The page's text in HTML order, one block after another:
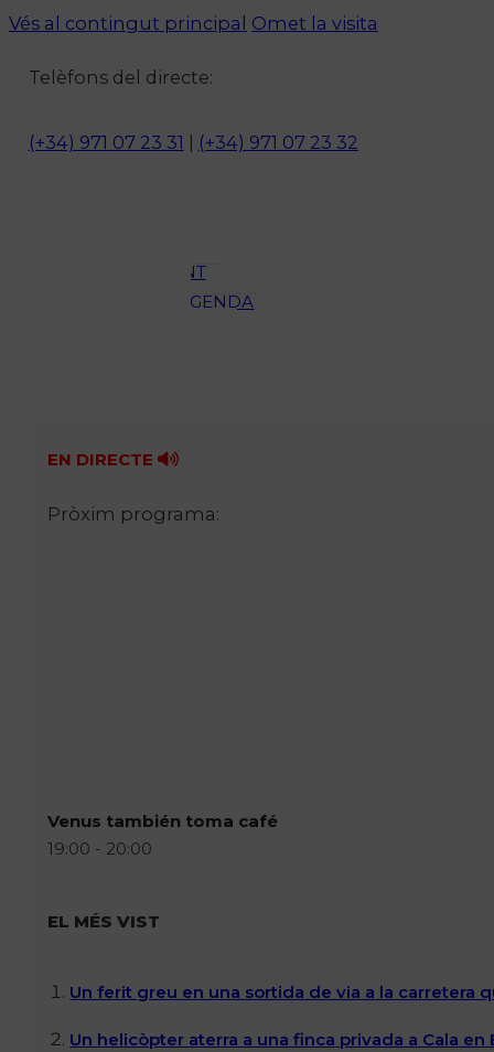
Vés al contingut principal Omet la visita
Telèfons del directe:
(+34) 971 07 23 31 (+34) 971 07 23 32
OCI
AMBIENT
AGENDA
Fes-te'n soci!
EN DIRECTE
Pròxim programa:
Venus también toma café
19:00 - 20:00
EL MÉS VIST
Un ferit greu en una sortida de via a la carretera
Un helicòpter aterra a una finca privada a Cala